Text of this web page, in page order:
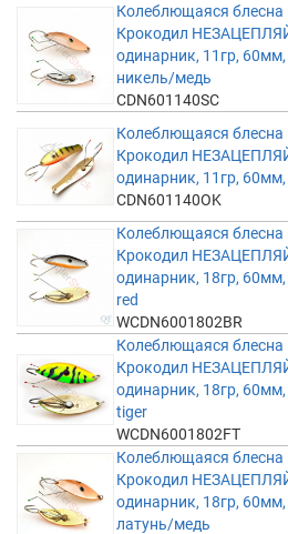
Колеблющаяся блесна
Крокодил
одинарник, 11гр, 60мм,
никель/медь
CDN601140SC
Колеблющаяся блесна
Крокодил
одинарник, 11гр, 60мм,
CDN601140OK
Колеблющаяся блесна
Крокодил
одинарник, 18гр,
red
WCDN6001802BR
Колеблющаяся блесна
Крокодил
одинарник, 18гр,
tiger
WCDN6001802FT
Колеблющаяся блесна
Крокодил
одинарник, 18гр, 60мм,
латунь/медь